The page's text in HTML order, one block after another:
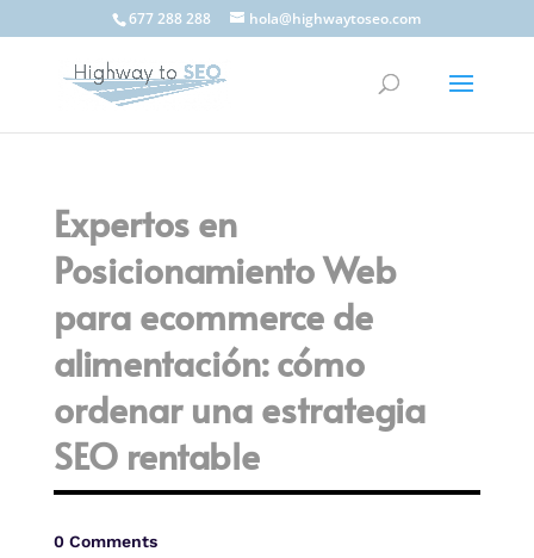
677 288 288 hola@highwaytoseo.com
Expertos en
Posicionamiento Web
para ecommerce de
alimentación: cómo
ordenar una estrategia
SEO rentable
0 Comments